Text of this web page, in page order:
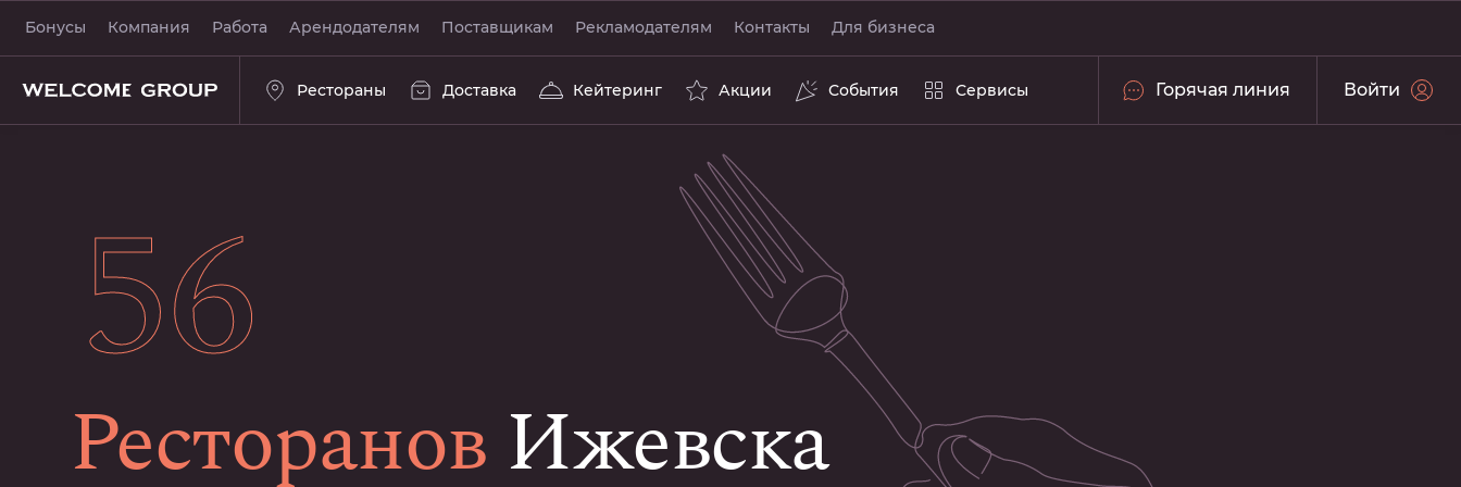
Бонусы Компания Работа Арендодателям Поставщикам Рекламодателям Контакты Для бизнеса
Рестораны Доставка Кейтеринг Акции События Сервисы Горячая линия Войти
56
Ресторанов Ижевска